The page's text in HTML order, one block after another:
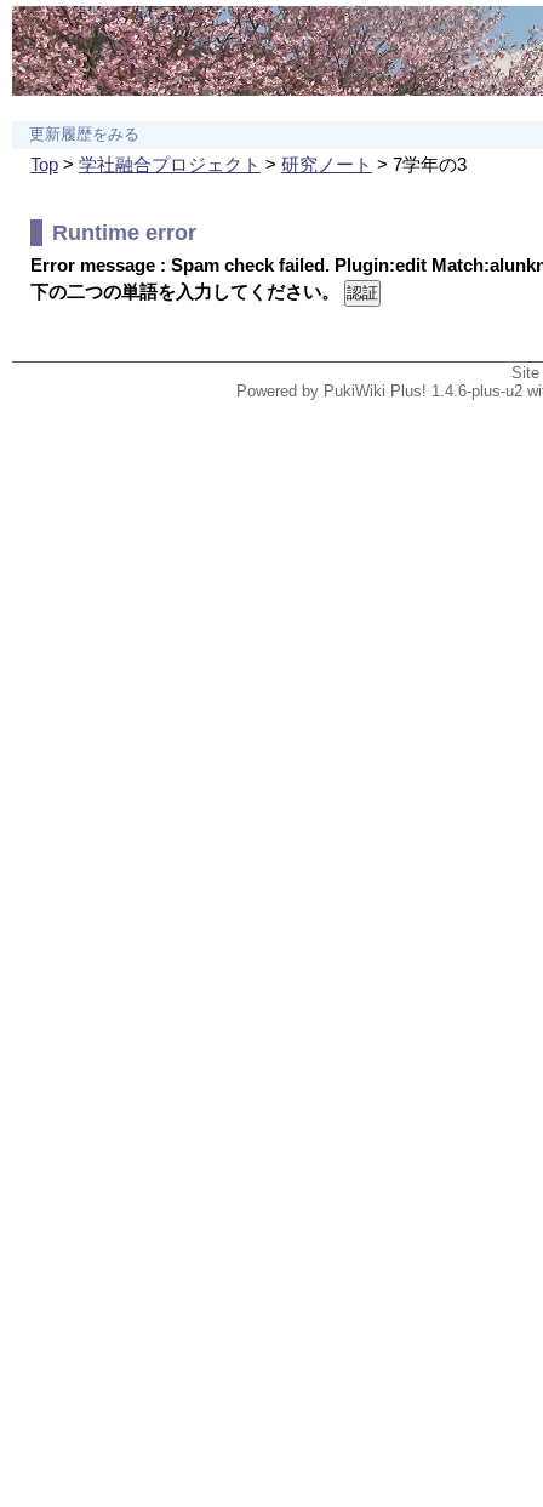
更新履歴をみる
Top> 学社融合プロジェクト > 研究ノート > 7学年の3
Runtime error
Error message : Spam check failed. Plugin:edit
下の二つの単語を入力してください。
Powered by PukiWiki Plus! 1.4.6-plus-u2